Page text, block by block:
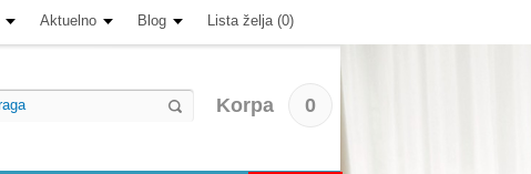
Aktuelno Blog Lista želja (0)
Korpa 0